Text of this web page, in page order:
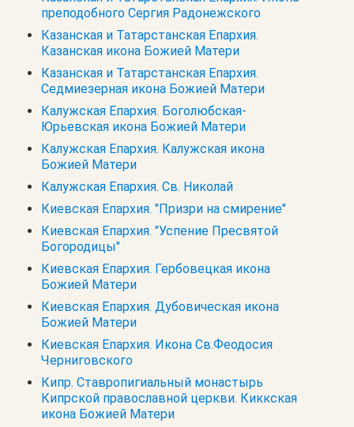
преподобного Сергия Радонежского
Казанская и Татарстанская Епархия.
Казанская икона Божией Матери
Казанская и Татарстанская Епархия.
Седмиезерная икона Божией Матери
Калужская Епархия. Боголюбская-
Юрьевская икона Божией Матери
Калужская Епархия. Калужская икона
Божией Матери
Калужская Епархия. Св. Николай
Киевская Епархия. "Призри на смирение"
Киевская Епархия. "Успение Пресвятой
Богородицы"
Киевская Епархия. Гербовецкая икона
Божией Матери
Киевская Епархия. Дубовическая икона
Божией Матери
Киевская Епархия. Икона Св.Феодосия
Черниговского
Кипр. Cтавропигиальный монастырь
Кипрской православной церкви. Киккская
икона Божией Матери